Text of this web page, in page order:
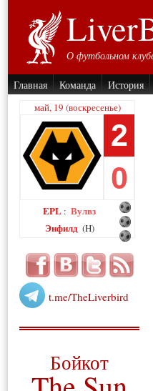
О футбольном
Главная Команда История
май, 19 (воскресенье)
2
0
EPL : Вулвз
Энфилд (H)
t.me/TheLiverbird
Бойкот